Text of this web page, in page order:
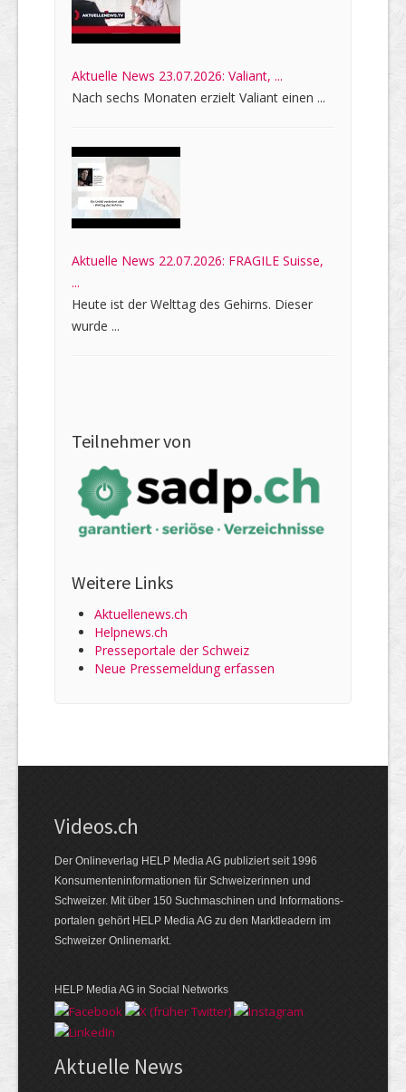
Aktuelle News 23.07.2026: Valiant, ...
Nach sechs Monaten erzielt Valiant einen ...
Aktuelle News 22.07.2026: FRAGILE Suisse,
...
Heute ist der Welttag des Gehirns. Dieser
wurde ...
Teilnehmer von
Weitere Links
Aktuellenews.ch
Helpnews.ch
Presseportale der Schweiz
Neue Pressemeldung erfassen
Videos.ch
Der Onlineverlag HELP Media AG publiziert seit 1996
Konsumenten­informationen für Schweizerinnen und
Schweizer. Mit über 150 Suchmaschinen und Informations­
portalen gehört HELP Media AG zu den Marktleadern im
Schweizer Onlinemarkt.
HELP Media AG in Social Networks
Aktuelle News